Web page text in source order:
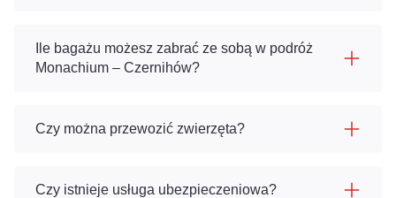
Ile bagażu możesz zabrać ze sobą w podróż
Monachium – Czernihów?
Czy można przewozić zwierzęta?
Czy istnieje usługa ubezpieczeniowa?